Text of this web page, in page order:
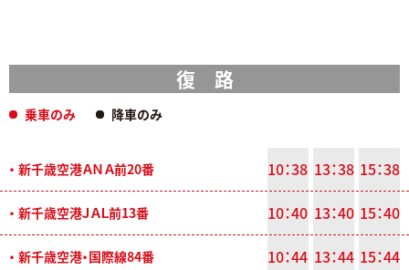
復 路
乗車のみ 降車のみ
・ 新千歳空港ＡＮＡ前20番 10：38 13：38 15：38
・ 新千歳空港ＪＡＬ前13番 10：40 13：40 15：40
・ 新千歳空港・国際線84番 10：44 13：44 15：44